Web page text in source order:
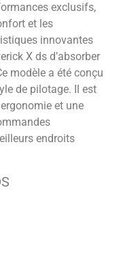
exclusifs,
et les
innovantes
X ds d’absorber
modèle a été conçu
de pilotage. Il est
et une
endroits